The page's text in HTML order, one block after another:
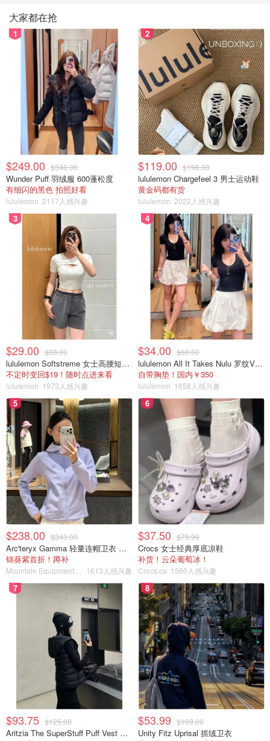
大家都在抢
1
$249.00 $348.00
Wunder Puff 羽绒服 600蓬松度
有细闪的黑色 拍照好看
lululemon 2117人感兴趣
2
$119.00 $198.00
lululemon Chargefeel 3 男士运动鞋
黄金码都有货
lululemon 2022人感兴趣
3
$29.00 $88.00
lululemon Softstreme 女士高腰短裤 10cm
不定时变回$19！随时点进来看
lululemon 1973人感兴趣
4
$34.00 $68.00
lululemon All It Takes Nulu 罗纹V领短袖T恤
自带胸垫！国内￥350
lululemon 1658人感兴趣
5
$238.00 $340.00
Arc'teryx Gamma 轻量连帽卫衣 女款
锦葵紫首折！蹲补
1613人感兴趣
6
$37.50 $79.99
Crocs 女士经典厚底凉鞋
补货！云朵葡萄冰！
Crocs.ca 1560人感兴趣
7
$93.75 $125.00
Aritzia The SuperStuff Puff Vest 轻盈亮面马甲
8
$53.99 $109.00
Unity Fitz Uprisal 抓绒卫衣